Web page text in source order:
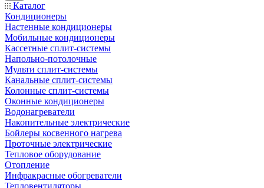
Каталог
Кондиционеры
Настенные кондиционеры
Мобильные кондиционеры
Кассетные сплит-системы
Напольно-потолочные
Мульти сплит-системы
Канальные сплит-системы
Колонные сплит-системы
Оконные кондиционеры
Водонагреватели
Накопительные электрические
Бойлеры косвенного нагрева
Проточные электрические
Тепловое оборудование
Отопление
Инфракрасные обогреватели
Тепловентиляторы